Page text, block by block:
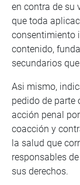
en contra de su
que toda
consentimiento
contenido,
secundarios
Asi mismo,
pedido de parte
acción penal
coacción y
la salud que
responsables
sus derechos.